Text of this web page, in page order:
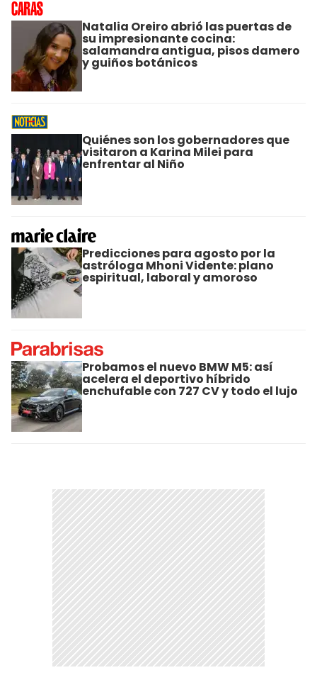
Natalia Oreiro abrió las puertas de
su impresionante cocina:
salamandra antigua, pisos damero
y guiños botánicos
Quiénes son los gobernadores que
visitaron a Karina Milei para
enfrentar al Niño
Predicciones para agosto por la
astróloga Mhoni Vidente: plano
espiritual, laboral y amoroso
Probamos el nuevo BMW M5: así
acelera el deportivo híbrido
enchufable con 727 CV y todo el lujo